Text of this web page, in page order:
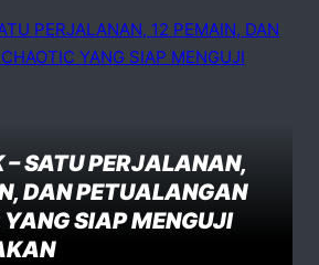
– SATU PERJALANAN,
DAN PETUALANGAN
SIAP MENGUJI